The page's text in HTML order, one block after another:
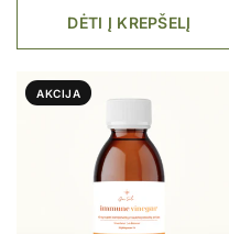
DĖTI Į KREPŠELĮ
AKCIJA